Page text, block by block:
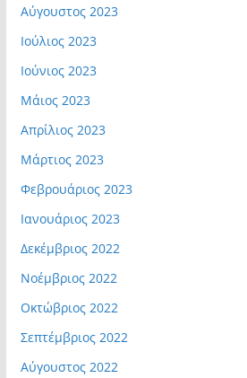
Αύγουστος 2023
Ιούλιος 2023
Ιούνιος 2023
Μάιος 2023
Απρίλιος 2023
Μάρτιος 2023
Φεβρουάριος 2023
Ιανουάριος 2023
Δεκέμβριος 2022
Νοέμβριος 2022
Οκτώβριος 2022
Σεπτέμβριος 2022
Αύγουστος 2022